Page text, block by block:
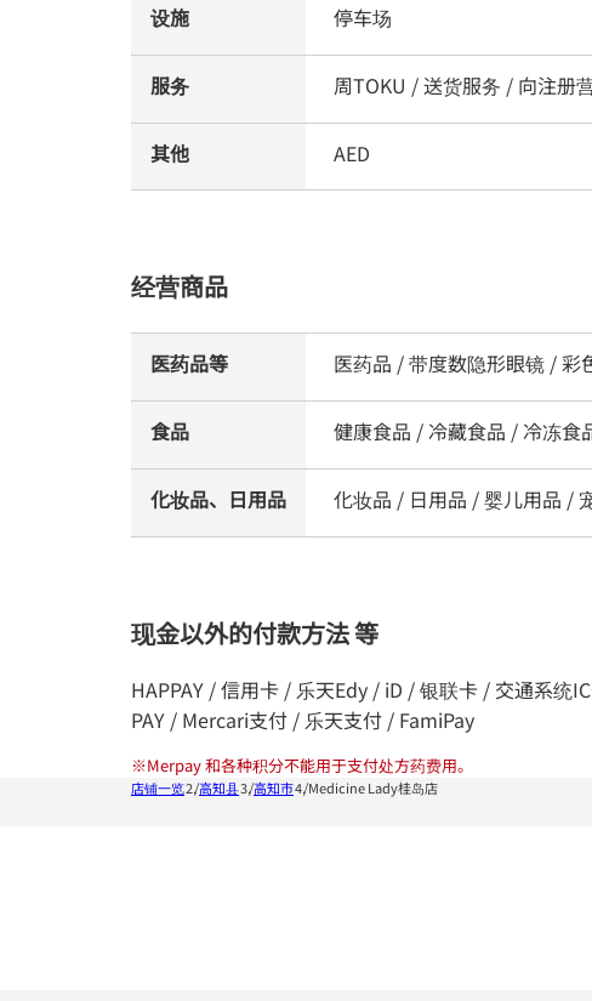
设施 停车场
服务 周TOKU / 送货服务 / 向注册
其他 AED
经营商品
医药品等 医药品 / 带度数隐形眼镜 / 彩
食品 健康食品 / 冷藏食品 / 冷冻食
化妆品、日用品 化妆品 / 日用品 / 婴儿用品 /
现金以外的付款方法 等
HAPPAY / 信用卡 / 乐天Edy / iD / 银联卡 / 交通系统
PAY / Mercari支付 / 乐天支付 / FamiPay
※Merpay 和各种积分不能用于支付处方药费用。
店铺一览 高知县 高知市 Medicine Lady桂岛店